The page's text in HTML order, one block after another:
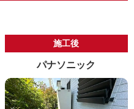
施工後
パナソニック